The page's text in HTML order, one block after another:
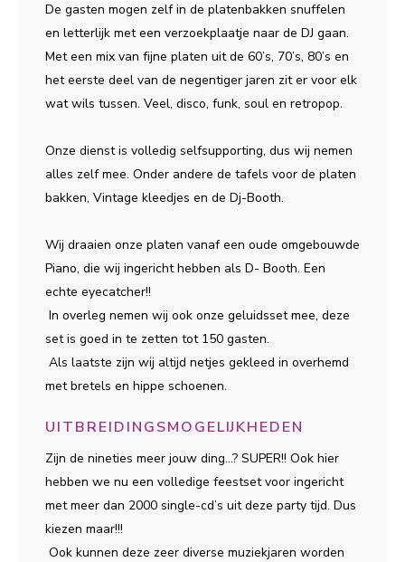
De gasten mogen zelf in de platenbakken snuffelen
en letterlijk met een verzoekplaatje naar de DJ gaan.
Met een mix van fijne platen uit de 60’s, 70’s, 80’s en
het eerste deel van de negentiger jaren zit er voor elk
wat wils tussen. Veel, disco, funk, soul en retropop.
Onze dienst is volledig selfsupporting, dus wij nemen
alles zelf mee. Onder andere de tafels voor de platen
bakken, Vintage kleedjes en de Dj-Booth.
Wij draaien onze platen vanaf een oude omgebouwde
Piano, die wij ingericht hebben als D- Booth. Een
echte eyecatcher!!
In overleg nemen wij ook onze geluidsset mee, deze
set is goed in te zetten tot 150 gasten.
Als laatste zijn wij altijd netjes gekleed in overhemd
met bretels en hippe schoenen.
UITBREIDINGSMOGELIJKHEDEN
Zijn de nineties meer jouw ding…? SUPER!! Ook hier
hebben we nu een volledige feestset voor ingericht
met meer dan 2000 single-cd’s uit deze party tijd. Dus
kiezen maar!!!
Ook kunnen deze zeer diverse muziekjaren worden